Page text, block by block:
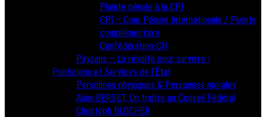
Plainte pénale à la CPI
CPI – Cour Pénale Internationale / Plainte
complémentaire
Confédération-CH
Paysans – La révolte pour survivre !
Politiciens et Services de l’État
Personnes physiques & Personnes morales
Alain BERSET, Un traître au Conseil Fédéral
Christoph BLOCHER